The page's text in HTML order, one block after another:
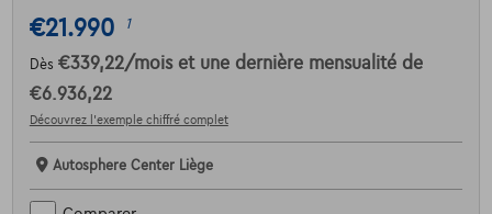
€21.990 1
Dès €339,22/mois et une dernière mensualité de
€6.936,22
Découvrez l’exemple chiffré complet
Autosphere Center Liège